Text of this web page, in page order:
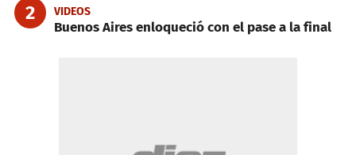
2 VIDEOS
Buenos Aires enloqueció con el pase a la final